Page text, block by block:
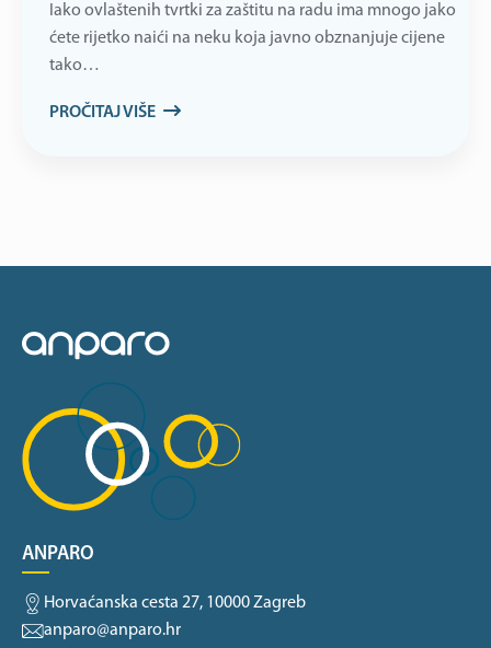
Iako ovlaštenih tvrtki za zaštitu na radu ima mnogo jako
ćete rijetko naići na neku koja javno obznanjuje cijene
tako…
PROČITAJ VIŠE
ANPARO
Horvaćanska cesta 27, 10000 Zagreb
anparo@anparo.hr